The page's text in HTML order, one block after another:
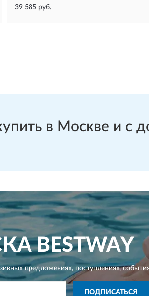
39 585 руб.
в Москве и с
BESTWAY
предложениях,поступлениях,
ПОДПИСАТЬСЯ